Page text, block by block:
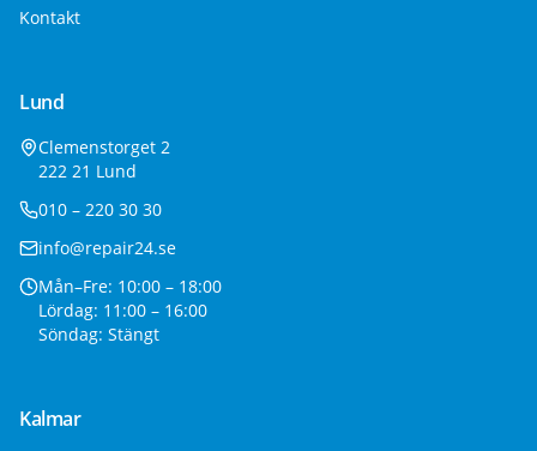
Kontakt
Lund
Clemenstorget 2
222 21 Lund
010 – 220 30 30
info@repair24.se
Mån–Fre: 10:00 – 18:00
Lördag: 11:00 – 16:00
Söndag: Stängt
Kalmar